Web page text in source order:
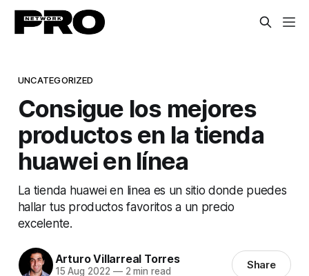
UNCATEGORIZED
Consigue los mejores
productos en la tienda
huawei en línea
La tienda huawei en linea es un sitio donde puedes
hallar tus productos favoritos a un precio
excelente.
Arturo Villarreal Torres
15 Aug 2022 —2 min read Share